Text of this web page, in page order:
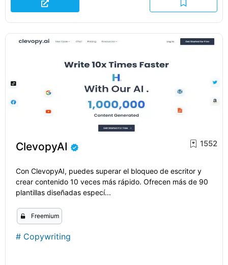
ClevopyAI 1552
Con ClevopyAI, puedes superar el bloqueo de escritor y
crear contenido 10 veces más rápido. Ofrecen más de 90
plantillas diseñadas especí...
Freemium
# Copywriting